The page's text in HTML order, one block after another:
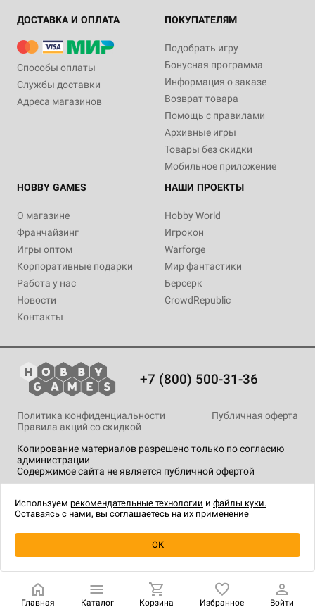
Купить
ДОСТАВКА И ОПЛАТА
Способы оплаты
Службы доставки
Адреса магазинов
ПОКУПАТЕЛЯМ
Подобрать игру
Бонусная программа
Информация о заказе
Возврат товара
Помощь с правилами
Архивные игры
Товары без скидки
Мобильное приложение
HOBBY GAMES
О магазине
Франчайзинг
Игры оптом
Корпоративные подарки
Работа у нас
Новости
Контакты
НАШИ ПРОЕКТЫ
Hobby World
Игрокон
Warforge
Мир фантастики
Берсерк
CrowdRepublic
+7 (800) 500-31-36
Копирование материалов разрешено только по согласию
администрации
Содержимое сайта не является публичной офертой
Политика конфиденциальности
Публичная оферта
Правила акций со скидкой
технологии.
Главная Каталог Корзина Избранное Войти
Используем рекомендательные технологии и файлы куки.
Оставаясь с нами, вы соглашаетесь на их применение
OK